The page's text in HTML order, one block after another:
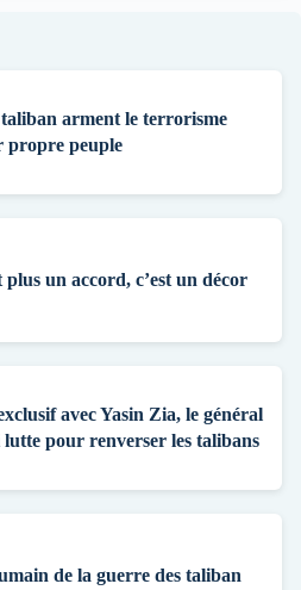
arment le terrorisme
propre peuple
plus un accord, c’est un décor
avec Yasin Zia, le général
pour renverser les talibans
de la guerre des taliban